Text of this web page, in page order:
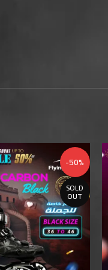
-50%
SOLD
OUT